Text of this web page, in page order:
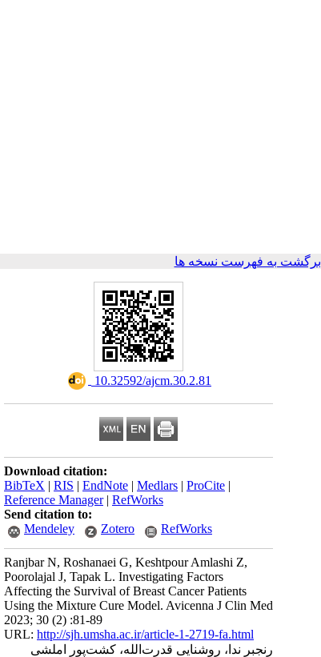
برگشت به فهرست نسخه ها
‎ 10.32592/ajcm.30.2.81
Download citation:
BibTeX | RIS | EndNote | Medlars | ProCite |
Reference Manager| RefWorks
Send citation to:
Mendeley
Zotero RefWorks
Ranjbar N, Roshanaei G, Keshtpour Amlashi Z,
Poorolajal J, Tapak L. Investigating Factors
Affecting the Survival of Breast Cancer Patients
Using the Mixture Cure Model. Avicenna J Clin Med
2023; 30 (2) :81-89
URL: http://sjh.umsha.ac.ir/article-1-2719-fa.html
رنجبر ندا، روشنایی قدرت‌الله، کشت‌پور املشی